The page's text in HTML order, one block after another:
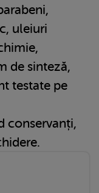
uleiuri
de sinteză,
testate pe
conservanți,